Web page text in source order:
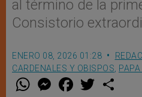
al término de la
Consistorio
ENERO 08, 2026 01:28
CARDENALES Y OBISPOS,
W M
e
F
a w